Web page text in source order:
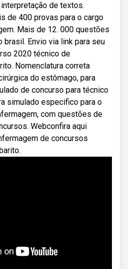
de textos.
de 400 provas para o cargo
Mais de 12. 000 questões
Envio via link para seu
2020 técnico de
Nomenclatura correta
do estômago, para
de concurso para técnico
simulado especifico para o
com questões de
Webconfira aqui
de concursos